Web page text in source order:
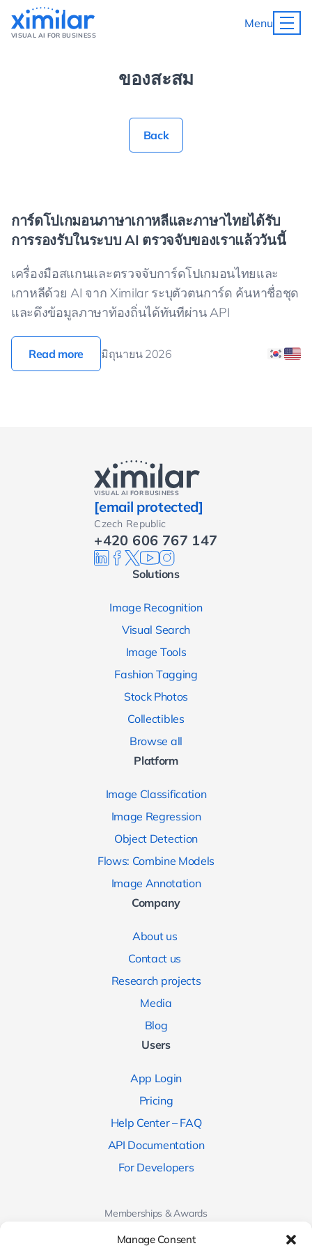
Manage Consent
VISUAL AI FOR BUSINESS
Menu
ของสะสม
Back
การ์ดโปเกมอนภาษาเกาหลีและภาษาไทยได้รับ
การรองรับในระบบ AI ตรวจจับของเราแล้ววันนี้
เครื่องมือสแกนและตรวจจับการ์ดโปเกมอนไทยและ
เกาหลีด้วย AI จาก Ximilar ระบุตัวตนการ์ด ค้นหาชื่อชุด
และดึงข้อมูลภาษาท้องถิ่นได้ทันทีผ่าน API
Read more มิถุนายน 2026
VISUAL AI FOR BUSINESS
[email protected]
Czech Republic
+420 606 767 147
Solutions
Image Recognition
Visual Search
Image Tools
Fashion Tagging
Stock Photos
Collectibles
Browse all
Platform
Image Classification
Image Regression
Object Detection
Flows: Combine Models
Image Annotation
Company
About us
Contact us
Research projects
Media
Blog
Users
App Login
Pricing
Help Center – FAQ
API Documentation
For Developers
Memberships & Awards